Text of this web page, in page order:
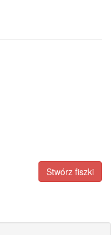
Stwórz fiszki